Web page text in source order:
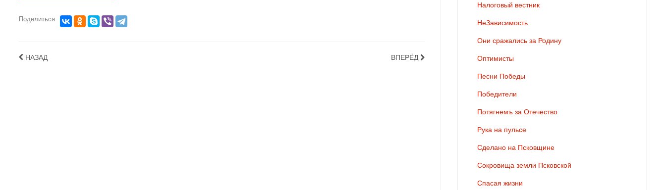
Поделиться
НАЗАД ВПЕРЁД
Налоговый вестник
НеЗависимость
Они сражались за Родину
Оптимисты
Песни Победы
Победители
Потягнемъ за Отечество
Рука на пульсе
Сделано на Псковщине
Сокровища земли Псковской
Спасая жизни